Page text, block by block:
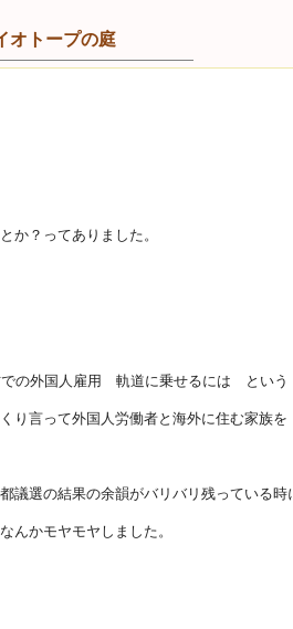
オトープの庭
か？ってありました。
での外国人雇用 軌道に乗せるには という
り言って外国人労働者と海外に住む家族を
議選の結果の余韻がバリバリ残っている時
かモヤモヤしました。